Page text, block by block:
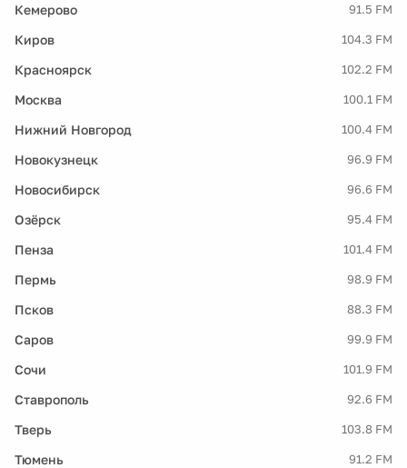
Кемерово 91.5 FM
Киров 104.3 FM
Красноярск 102.2 FM
Москва 100.1 FM
Нижний Новгород 100.4 FM
Новокузнецк 96.9 FM
Новосибирск 96.6 FM
Озёрск 95.4 FM
Пенза 101.4 FM
Пермь 98.9 FM
Псков 88.3 FM
Саров 99.9 FM
Сочи 101.9 FM
Ставрополь 92.6 FM
Тверь 103.8 FM
Тюмень 91.2 FM